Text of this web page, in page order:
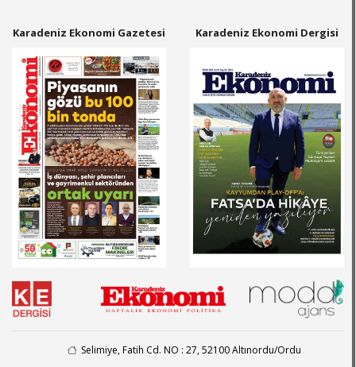
Karadeniz Ekonomi Gazetesi Karadeniz Ekonomi Dergisi
Selimiye, Fatih Cd. NO : 27, 52100 Altınordu/Ordu